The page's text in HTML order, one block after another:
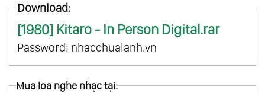
Download:
[1980] Kitaro - In Person Digital.rar
Password: nhacchualanh.vn
Mua loa nghe nhạc tại: